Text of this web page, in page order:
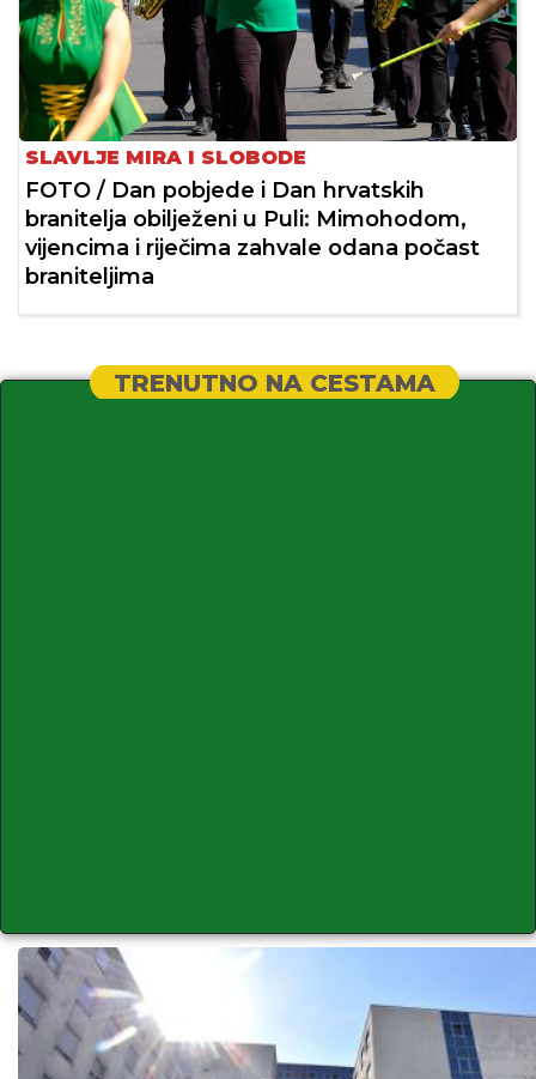
SLAVLJE MIRA I SLOBODE
FOTO / Dan pobjede i Dan hrvatskih
branitelja obilježeni u Puli: Mimohodom,
vijencima i riječima zahvale odana počast
braniteljima
TRENUTNO NA CESTAMA